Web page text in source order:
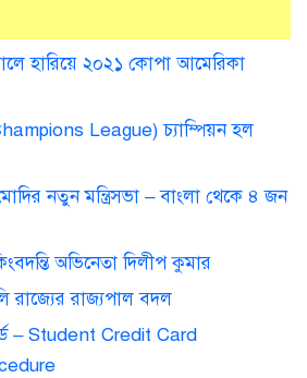
হারিয়ে ২০২১ কোপা আমেরিকা
League) চ্যাম্পিয়ন হল
নতুন মন্ত্রিসভা – বাংলা থেকে ৪ জন
অভিনেতা দিলীপ কুমার
রাজ্যের রাজ্যপাল বদল
– Student Credit Card